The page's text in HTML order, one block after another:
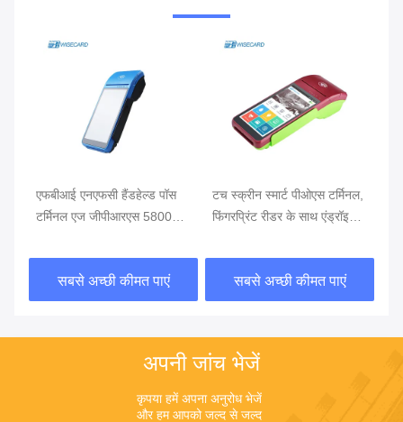
एफबीआई एनएफसी हैंडहेल्ड पॉस
टर्मिनल एज जीपीआरएस 5800
सिस्टम्स
सबसे अच्छी कीमत पाएं
टच स्क्रीन स्मार्ट पीओएस टर्मिनल,
फिंगरप्रिंट रीडर के साथ एंड्रॉइड
सबसे अच्छी कीमत पाएं
अपनी जांच भेजें
कृपया हमें अपना अनुरोध भेजें
और हम आपको जल्द से जल्द